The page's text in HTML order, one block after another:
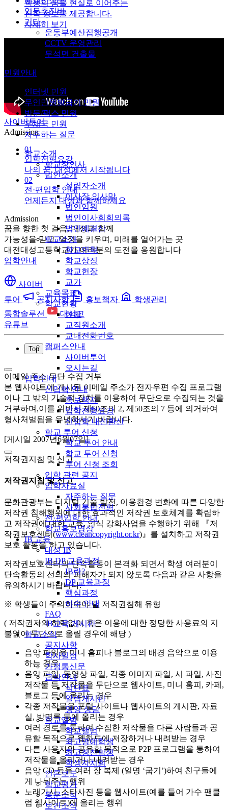
업무추진비
기타
운동부예산집행공개
CCTV 운영관리
무석면 건출물
민원안내
인터넷 민원
무인민원발급기 민원
방문/팩스 민원
우체국 민원
자주하는 질문
학교소개
학교장인사
법인소개
설립자소개
이사장 인사말
법인임원
법인이사회회의록
법인예결산
학교소개
학교연혁
학교상징
학교헌장
교가
교육목표
학교현황
현황
교직원소개
교내전화번호
캠퍼스안내
사이버투어
오시는길
입학안내
신입학 안내
홍보책자
입학전형요강
신입학 내신환산
학교 투어 신청
학교 투어 안내
학교 투어 신청
투어 신청 조회
입학 관련 공지
입학자료실
자주하는 질문
사회통합전형
전·편입학 안내
학교홍보영상
IB 교육
대성 IB
IB DP 교육과정
IB란?
DP 교육과정
핵심과정
이수 안내
FAQ
IB교육 게시판
학교소식
공지사항
학사일정
가정통신문
급식안내
식단표
알림게시판
영양 상담
학교앨범
학교앨범
최고명예학생
최고칭찬학생
학생자치회
언론보도
학교평가
동문소식
보건소식
학생의 꿈을 현실로 이어주는
진학 정보를 제공합니다.
자세히 보기
사이버투어
Admission
01
입학전형요강
나의 꿈, 대성에서 시작됩니다
02
전·편입학 안내
언제든지 대성과 함께하세요
Admission
꿈을 향한 첫 걸음, 대성과 함께
가능성을 믿고, 열정을 키우며, 미래를 열어가는 곳
대전대성고등학교가 여러분의 도전을 응원합니다
입학안내
사이버
투어
공지사항 홍보책자
학생관리
통합솔루션
대성고
유튜브
Top
이메일 주소 무단 수집 거부
본 웹사이트에 게시된 이메일 주소가 전자우편 수집 프로그램
이나 그 밖의 기술적 장치를 이용하여 무단으로 수집되는 것을
거부하며,이를 위반시 제50조의 2, 제50조의 7 등에 의거하여
형사처벌됨을 유념하시기 바랍니다.
[게시일 2007년6월07일]
저작권지침 및 신고
저작권지침 및 신고
문화관광부는 디지털 기술 발전, 이용환경 변화에 따른 다양한
저작권 침해행위에 대한 효과적인 저작권 보호체계를 확립하
고 저작권에 대한 교육, 인식 강화사업을 수행하기 위해 『저
작권보호센터(www.cleancopyright.or.kr)』를 설치하고 저작권
보호 활동을 하고 있습니다.
저작권보호센터의 단속활동이 본격화 되면서 학생 여러분이
단속활동의 선의의 피해자가 되지 않도록 다음과 같은 사항을
유의하시기 바랍니다.
※ 학생들이 주의하여야 할 저작권침해 유형
( 저작권자의 허락없이 혹은 이용에 대한 정당한 사용료의 지
불없이 무단으로 올릴 경우에 해당 )
음악 파일을 미니 홈피나 블로그의 배경 음악으로 이용
하는 경우
음악 파일, 동영상 파일, 각종 이미지 파일, 시 파일, 사진
저작물 등 저작물을 무단으로 웹사이트, 미니 홈피, 카페,
블로그 등에 올리는 경우
각종 저작물을 포털 사이트나 웹사이트의 게시판, 자료
실, 방명록 등에 올리는 경우
여러 경로를 통하여 수집한 저작물을 다른 사람들과 공
유할 목적으로 웹하드에 저장하거나 내려받는 경우
다른 사용자와 공유할 목적으로 P2P 프로그램을 통하여
저작물을 올리거나 내려받는 경우
음악 CD 등을 여러 장 복제 (일명 ‘굽기’)하여 친구들에
게 나눠주는 행위
노래가사, 스타사진 등을 웹사이트(예를 들어 가수 팬클
럽 웹사이트)에 올리는 행위